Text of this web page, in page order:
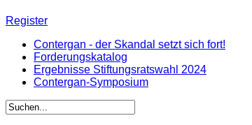
Register
Contergan - der Skandal setzt sich fort!
Forderungskatalog
Ergebnisse Stiftungsratswahl 2024
Contergan-Symposium